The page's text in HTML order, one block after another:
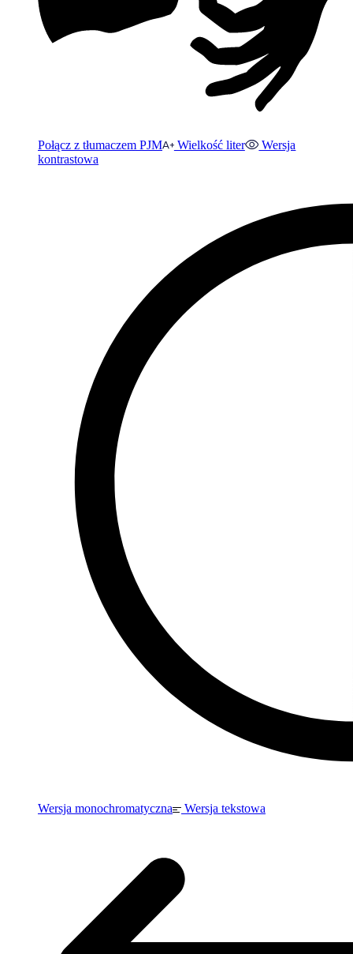
Połącz z tłumaczem PJM Wielkość liter
Wersja
kontrastowa
Wersja monochromatyczna Wersja tekstowa